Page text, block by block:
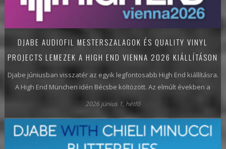
DJABE AUDIOFIL MESTERSZALAGOK ÉS QUALITY VINYL
PROJECTS LEMEZEK A HIGH END VIENNA 2026 KIÁLLÍTÁSON
Djabe júniusban visszatér az egyik legfontosabb High End kiállításra.
A High End München idén Bécsbe költözött. Az elmúlt években a
2026 június 1, hétfő